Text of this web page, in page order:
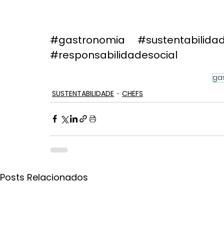
#gastronomia
#responsabilidadesocial
SUSTENTABILIDADE
CHEFS
Posts Relacionados